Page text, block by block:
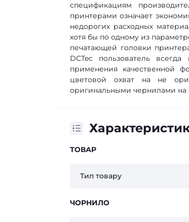
спецификациям
принтерами означает
недорогих расходных
хотя бы по одному из
печатающей головки
DCTec пользователь
применения качественной
цветовой охват на не
оригинальными чернилами на
ТОВАР
Тип товару
ЧОРНИЛО